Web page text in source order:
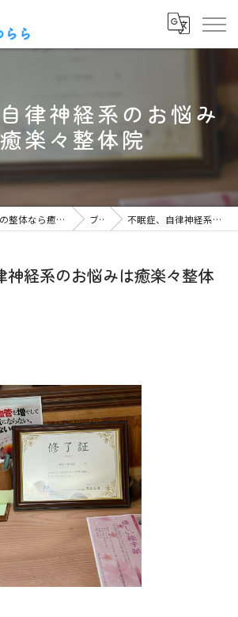
律神経系のお悩み
楽々整体院
和歌山県和歌山市の整体なら癒楽々整体院・鍼灸マッサージゆらら ブログ 不眠症、自律神経系のお悩みは癒楽々整体院
神経系のお悩みは癒楽々整体